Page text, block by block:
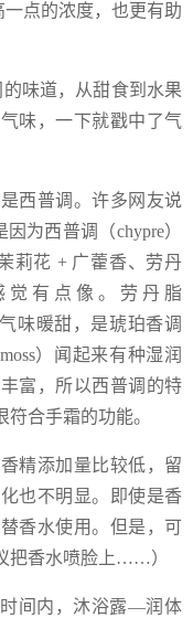
一点的浓度，也更有助
味道，从甜食到水果
味，一下就戳中了气
西普调。许多网友说
为西普调（chypre）
莉花 + 广藿香、劳丹
觉有点像。劳丹脂
味暖甜，是琥珀香调
）闻起来有种湿润
富，所以西普调的特
合手霜的功能。
精添加量比较低，留
也不明显。即使是香
香水使用。但是，可
把香水喷脸上……）
间内，沐浴露—润体